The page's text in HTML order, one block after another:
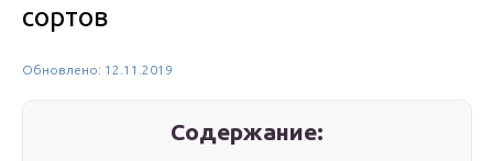
сортов
Обновлено: 12.11.2019
Содержание: